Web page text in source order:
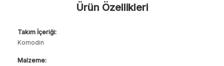
Ürün Özellikleri
Takım İçeriği:
Komodin
Malzeme: